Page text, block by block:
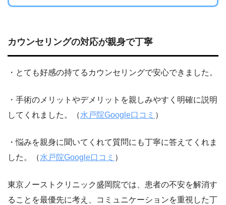
カウンセリングの対応が親身で丁寧
・とても好感の持てるカウンセリングで安心できました。
・手術のメリットやデメリットを親しみやすく明確に説明
してくれました。（水戸院Google口コミ ）
・悩みを親身に聞いてくれて質問にも丁寧に答えてくれま
した。（水戸院Google口コミ ）
東京ノーストクリニック盛岡院では、患者の不安を解消す
ることを最優先に考え、コミュニケーションを重視した丁